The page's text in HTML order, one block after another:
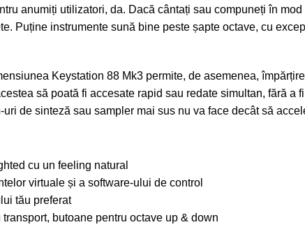
anumiți utilizatori, da. Dacă cântați sau compuneți în
Puține instrumente sună bine peste șapte octave, cu
Keystation 88 Mk3 permite, de asemenea,
să poată fi accesate rapid sau redate simultan, fără a
de sinteză sau sampler mai sus nu va face decât să
cu un feeling natural
virtuale și a software-ului de control
tău preferat
butoane pentru octave up & down